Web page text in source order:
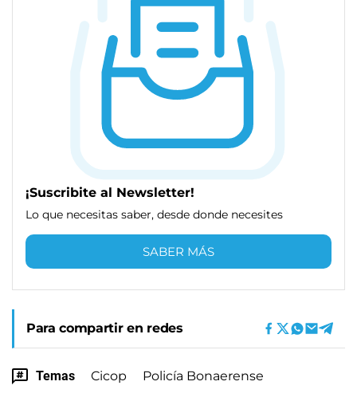
¡Suscribite al Newsletter!
Lo que necesitas saber, desde donde necesites
SABER MÁS
Para compartir en redes
Temas Cicop Policía Bonaerense